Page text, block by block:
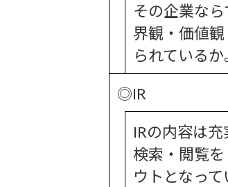
その企業な
界観・価値
られているか
◎IR
IRの内容は充
検索・閲覧
ウトとなって